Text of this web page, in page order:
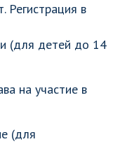
Регистрация в
(для детей до 14
на участие в
(для